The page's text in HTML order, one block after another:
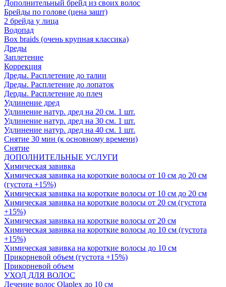
Дополнительный брейд из своих волос
Брейды по голове (цена зашт)
2 брейда у лица
Водопад
Box braids (очень крупная классика)
Дреды
Заплетение
Коррекция
Дреды. Расплетение до талии
Дреды. Расплетение до лопаток
Дерды. Расплетение до плеч
Удлинение дред
Удлинение натур. дред на 20 см. 1 шт.
Удлинение натур. дред на 30 см. 1 шт.
Удлинение натур. дред на 40 см. 1 шт.
Снятие 30 мин (к основному времени)
Снятие
ДОПОЛНИТЕЛЬНЫЕ УСЛУГИ
Химическая завивка
Химическая завивка на короткие волосы от 10 см до 20 см
(густота +15%)
Химическая завивка на короткие волосы от 10 см до 20 см
Химическая завивка на короткие волосы от 20 см (густота
+15%)
Химическая завивка на короткие волосы от 20 см
Химическая завивка на короткие волосы до 10 см (густота
+15%)
Химическая завивка на короткие волосы до 10 см
Прикорневой объем (густота +15%)
Прикорневой объем
УХОД ДЛЯ ВОЛОС
Лечение волос Olapleх до 10 см